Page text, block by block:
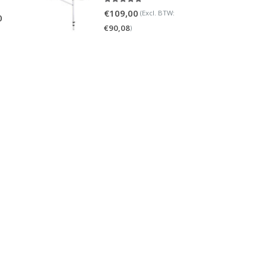
€109,00 (Excl. BTW:
€90,08)